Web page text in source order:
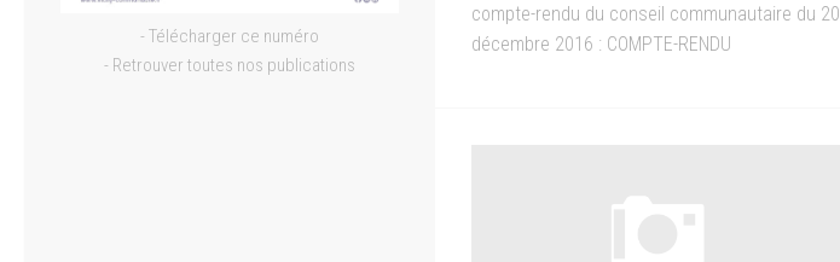
compte-rendu du conseil communautaire du 20
décembre 2016 : COMPTE-RENDU
- Télécharger ce numéro
- Retrouver toutes nos publications